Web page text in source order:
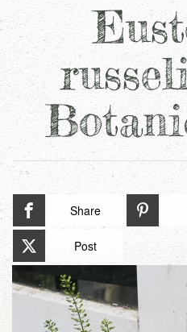
Share
Post